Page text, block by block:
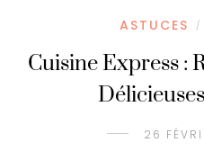
ASTUCES /
Cuisine Express :
26